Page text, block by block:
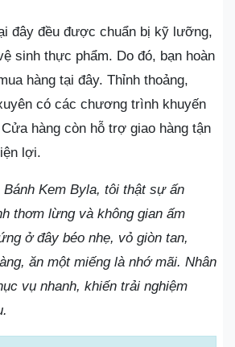
đây đều được chuẩn bị kỹ lưỡng,
sinh thực phẩm. Do đó, bạn hoàn
hàng tại đây. Thỉnh thoảng,
có các chương trình khuyến
hàng còn hỗ trợ giao hàng tận
lợi.
Bánh Kem Byla, tôi thật sự ấn
thơm lừng và không gian ấm
ở đây béo nhẹ, vỏ giòn tan,
ăn một miếng là nhớ mãi. Nhân
vụ nhanh, khiến trải nghiệm